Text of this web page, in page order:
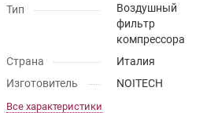
Тип
Воздушный
фильтр
компрессора
Страна
Италия
Изготовитель
NOITECH
Все характеристики